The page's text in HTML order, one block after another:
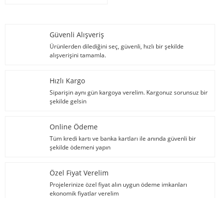
Güvenli Alışveriş
Ürünlerden dilediğini seç, güvenli, hızlı bir şekilde
alışverişini tamamla.
Hızlı Kargo
Siparişin aynı gün kargoya verelim. Kargonuz sorunsuz bir
şekilde gelsin
Online Ödeme
Tüm kredi kartı ve banka kartları ile anında güvenli bir
şekilde ödemeni yapın
Özel Fiyat Verelim
Projelerinize özel fiyat alın uygun ödeme imkanları
ekonomik fiyatlar verelim